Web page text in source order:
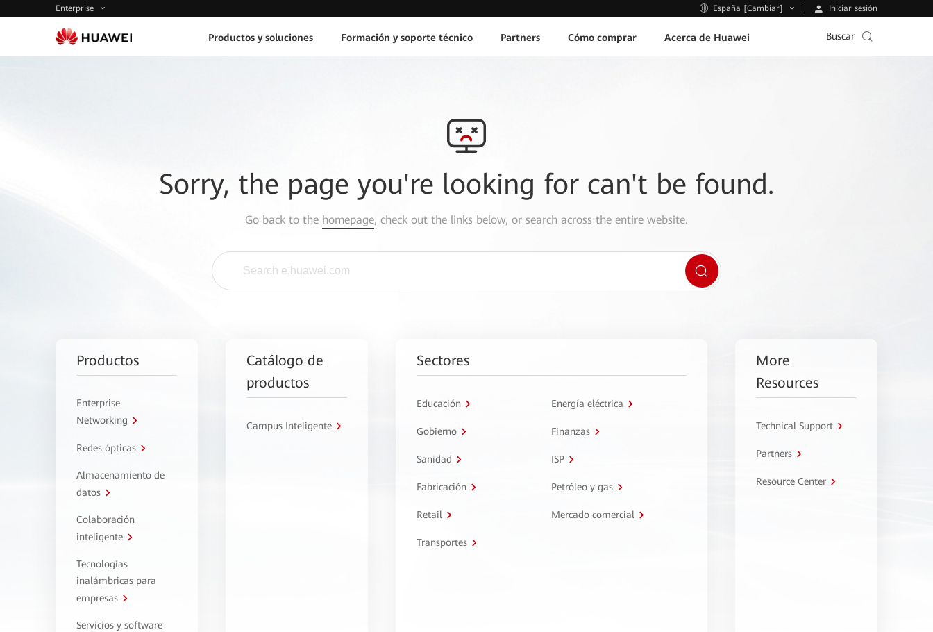
Enterprise España [Cambiar] Iniciar sesión
Productos y soluciones Formación y soporte técnico Partners Cómo comprar Acerca de Huawei Buscar
Sorry, the page you're looking for can't be found.
Go back to the homepage, check out the links below, or search across the entire website.
Productos
Enterprise
Networking
Redes ópticas
Almacenamiento de
datos
Colaboración
inteligente
Tecnologías
inalámbricas para
empresas
Servicios y software
Catálogo de
productos
Campus Inteligente
Sectores
Educación Energía eléctrica
Gobierno Finanzas
Sanidad ISP
Fabricación Petróleo y gas
Retail Mercado comercial
Transportes
More
Resources
Technical Support
Partners
Resource Center